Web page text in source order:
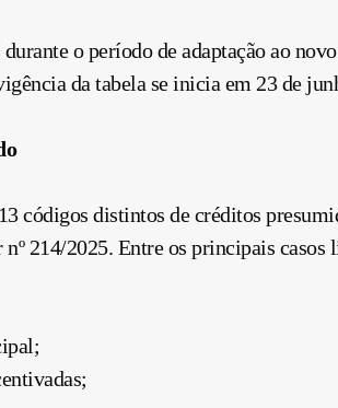
o período de adaptação ao
da tabela se inicia em 23 de
códigos distintos de créditos
214/2025. Entre os principais casos